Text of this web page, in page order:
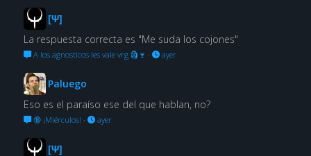
[Ψ]
La respuesta correcta es "Me suda los cojones"
A los agnosticos les vale vrg 🗿🍷 · ayer
Paluego
Eso es el paraíso ese del que hablan, no?
🔞 ¡Miérculos! · ayer
[Ψ]